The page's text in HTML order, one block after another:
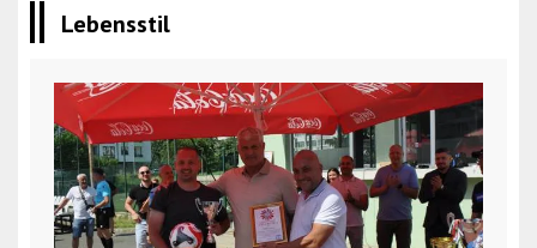
Lebensstil